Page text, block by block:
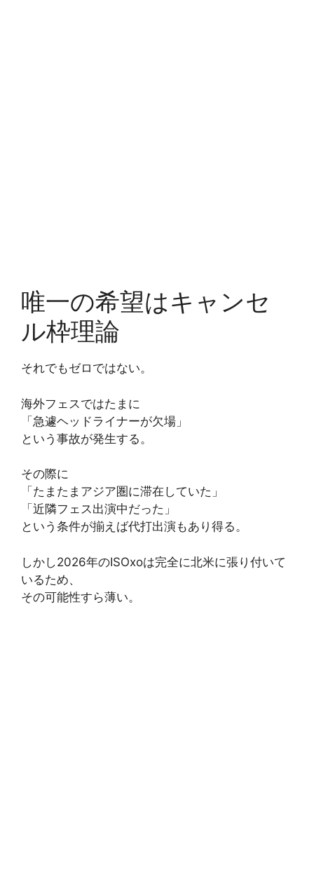
唯一の希望はキャンセ
ル枠理論
それでもゼロではない。
海外フェスではたまに
「急遽ヘッドライナーが欠場」
という事故が発生する。
その際に
「たまたまアジア圏に滞在していた」
「近隣フェス出演中だった」
という条件が揃えば代打出演もあり得る。
しかし2026年のISOxoは完全に北米に張り付いて
いるため、
その可能性すら薄い。